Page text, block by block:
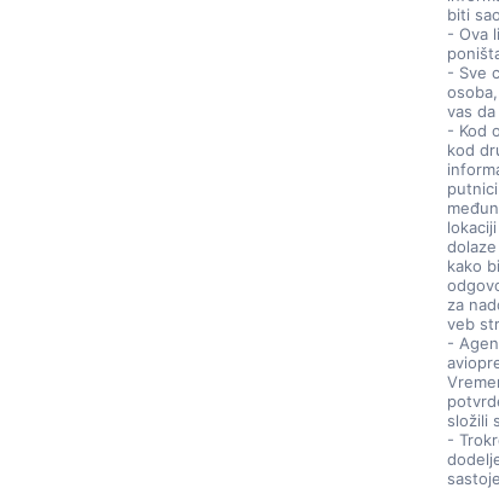
biti
- Ova
- Sve
vas
- Kod
kod
kako
za
veb
-
složili
-